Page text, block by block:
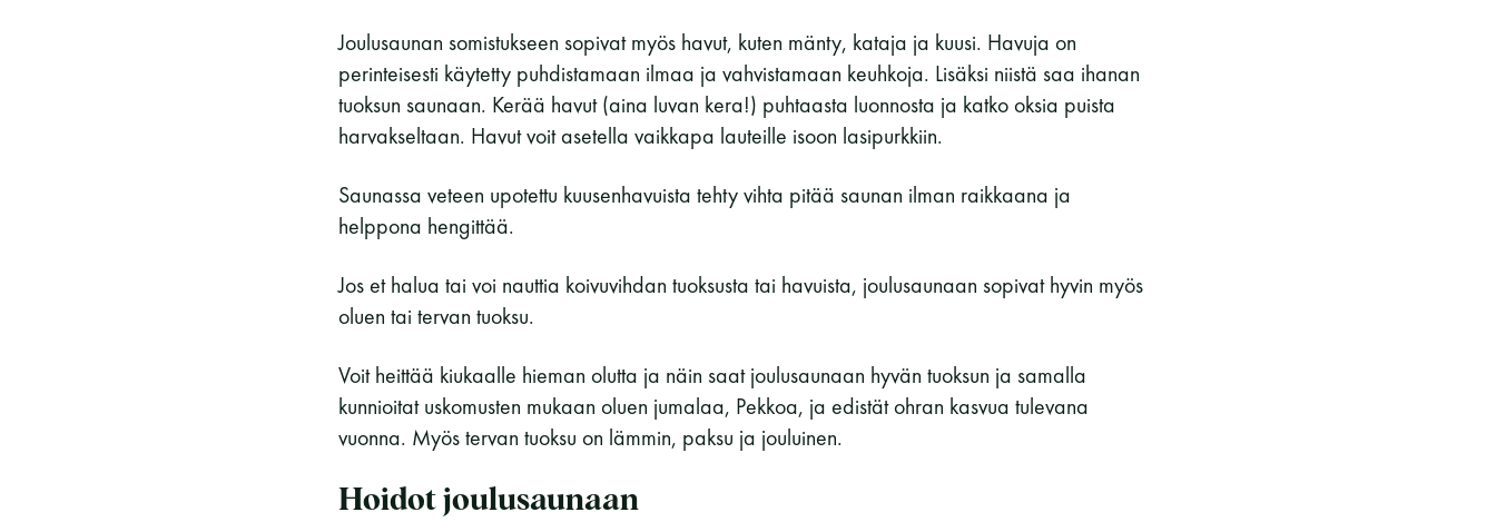
Joulusaunan somistukseen sopivat myös havut, kuten mänty, kataja ja kuusi. Havuja on
perinteisesti käytetty puhdistamaan ilmaa ja vahvistamaan keuhkoja. Lisäksi niistä saa ihanan
tuoksun saunaan. Kerää havut (aina luvan kera!) puhtaasta luonnosta ja katko oksia puista
harvakseltaan. Havut voit asetella vaikkapa lauteille isoon lasipurkkiin.
Saunassa veteen upotettu kuusenhavuista tehty vihta pitää saunan ilman raikkaana ja
helppona hengittää.
Jos et halua tai voi nauttia koivuvihdan tuoksusta tai havuista, joulusaunaan sopivat hyvin myös
oluen tai tervan tuoksu.
Voit heittää kiukaalle hieman olutta ja näin saat joulusaunaan hyvän tuoksun ja samalla
kunnioitat uskomusten mukaan oluen jumalaa, Pekkoa, ja edistät ohran kasvua tulevana
vuonna. Myös tervan tuoksu on lämmin, paksu ja jouluinen.
Hoidot joulusaunaan